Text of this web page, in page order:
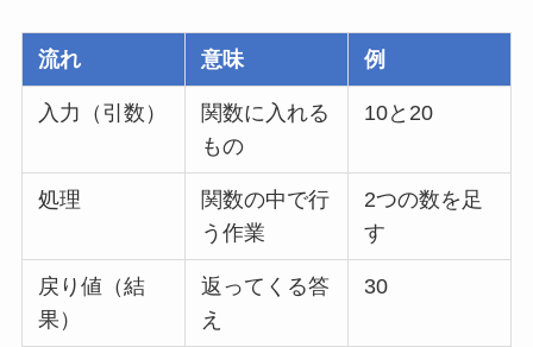
流れ 意味 例
入力（引数）
関数に入れる
もの
10と20
処理
関数の中で行
う作業
2つの数を足
す
戻り値（結
果）
返ってくる答
え
30